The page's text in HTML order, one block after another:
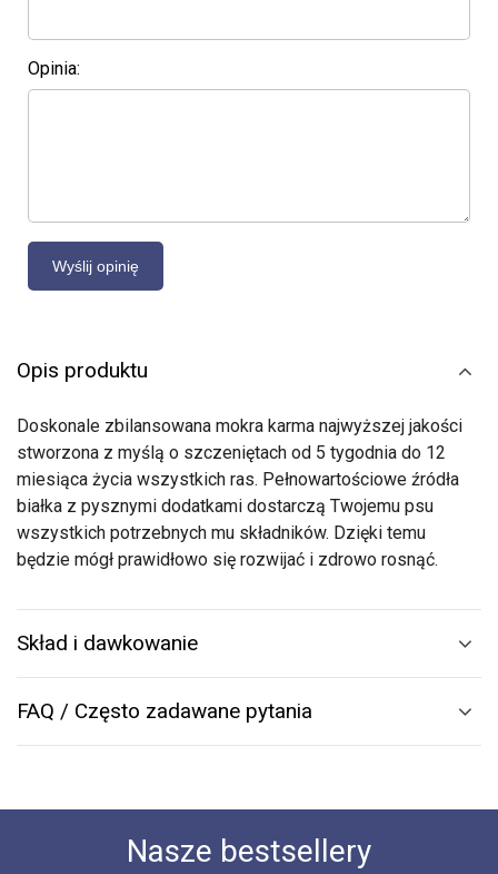
Opinia:
Opis produktu
Doskonale zbilansowana mokra karma najwyższej jakości
stworzona z myślą o szczeniętach od 5 tygodnia do 12
miesiąca życia wszystkich ras. Pełnowartościowe źródła
białka z pysznymi dodatkami dostarczą Twojemu psu
wszystkich potrzebnych mu składników. Dzięki temu
będzie mógł prawidłowo się rozwijać i zdrowo rosnąć.
Skład i dawkowanie
FAQ / Często zadawane pytania
Nasze bestsellery